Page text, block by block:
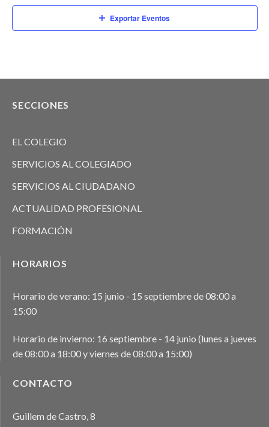
Exportar Eventos
SECCIONES
EL COLEGIO
SERVICIOS AL COLEGIADO
SERVICIOS AL CIUDADANO
ACTUALIDAD PROFESIONAL
FORMACIÓN
HORARIOS
Horario de verano: 15 junio - 15 septiembre de 08:00 a
15:00
Horario de invierno: 16 septiembre - 14 junio (lunes a jueves
de 08:00 a 18:00 y viernes de 08:00 a 15:00)
CONTACTO
Guillem de Castro, 8